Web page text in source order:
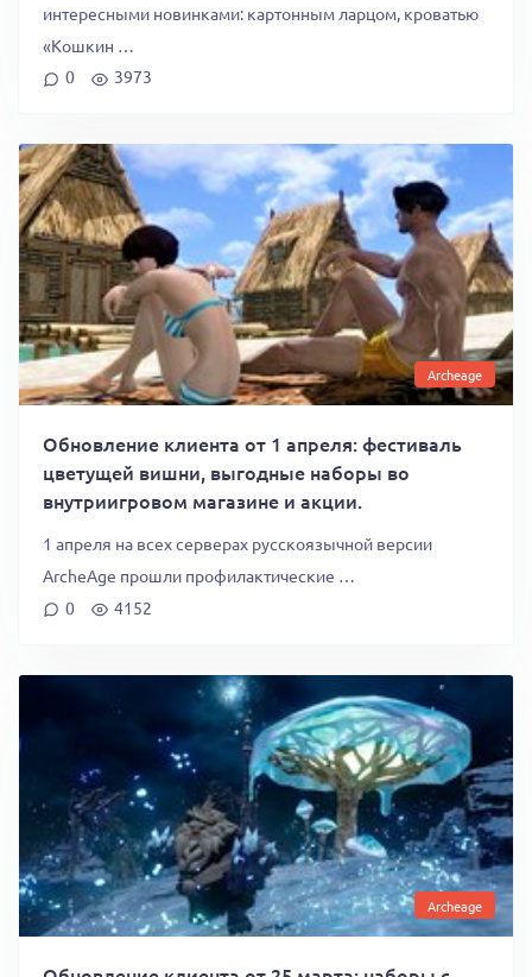
интересными новинками: картонным ларцом, кроватью
«Кошкин …
0
3973
Archeage
Обновление клиента от 1 апреля: фестиваль
цветущей вишни, выгодные наборы во
внутриигровом магазине и акции.
1 апреля на всех серверах русскоязычной версии
ArcheAge прошли профилактические …
0
4152
Archeage